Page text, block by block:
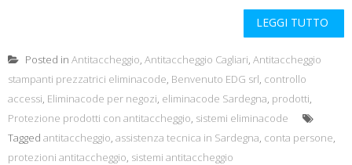
LEGGI TUTTO
Posted in Antitaccheggio, Antitaccheggio Cagliari, Antitaccheggio
stampanti prezzatrici eliminacode, Benvenuto EDG srl, controllo
accessi, Eliminacode per negozi, eliminacode Sardegna, prodotti,
Protezione prodotti con antitaccheggio, sistemi eliminacode
Tagged antitaccheggio, assistenza tecnica in Sardegna, conta persone,
protezioni antitaccheggio, sistemi antitaccheggio